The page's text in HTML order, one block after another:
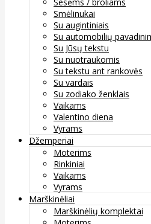
Smėlinukai
Su augintiniais
Su automobilių
Su Jūsų tekstu
Su nuotraukomis
Su tekstu ant rankovės
Su vardais
Su zodiako ženklais
Vaikams
Valentino diena
Vyrams
Džemperiai
Moterims
Rinkiniai
Vaikams
Vyrams
Marškinėliai
Marškinėlių komplektai